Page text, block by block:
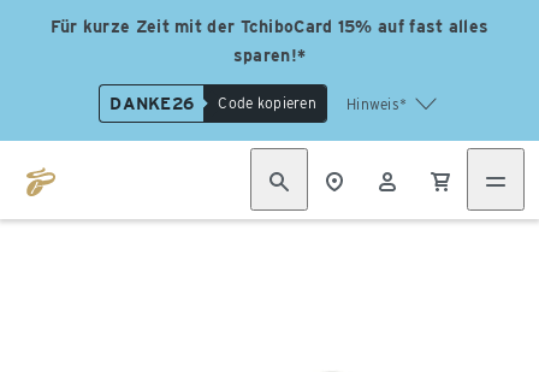
Für kurze Zeit mit der TchiboCard 15% auf fast alles
sparen!*
DANKE26 Code kopieren Hinweis*